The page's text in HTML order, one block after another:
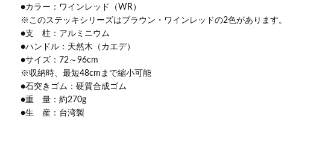
●カラー：ワインレッド（WR）
※このステッキシリーズはブラウン・ワインレッドの2色があります。
●支 柱：アルミニウム
●ハンドル：天然木（カエデ）
●サイズ：72～96cm
※収納時、最短48cmまで縮小可能
●石突きゴム：硬質合成ゴム
●重 量：約270g
●生 産：台湾製